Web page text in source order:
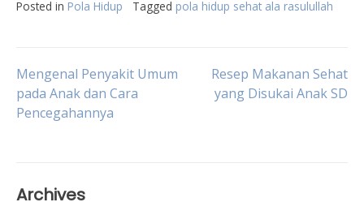
Posted in Pola Hidup Tagged pola hidup sehat ala rasulullah
Post
navigation
Mengenal Penyakit Umum
pada Anak dan Cara
Pencegahannya
Resep Makanan Sehat
yang Disukai Anak SD
Archives